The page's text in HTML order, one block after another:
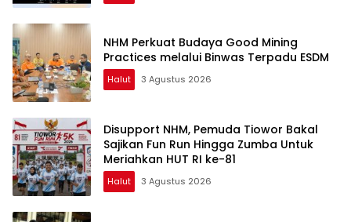
NHM Perkuat Budaya Good Mining
Practices melalui Binwas Terpadu ESDM
Halut 3 Agustus 2026
Disupport NHM, Pemuda Tiowor Bakal
Sajikan Fun Run Hingga Zumba Untuk
Meriahkan HUT RI ke-81
Halut 3 Agustus 2026